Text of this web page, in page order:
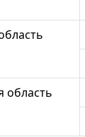
область